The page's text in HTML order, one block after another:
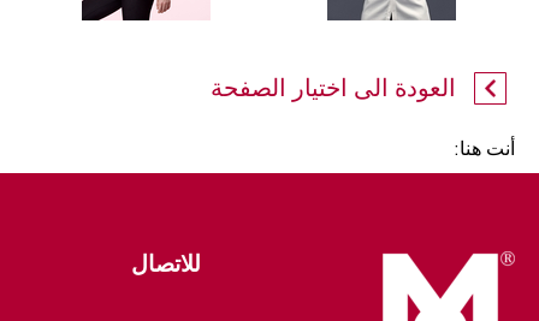
العودة الى اختيار الصفحة
أنت هنا:
للاتصال